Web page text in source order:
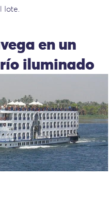
lote.
en un
iluminado